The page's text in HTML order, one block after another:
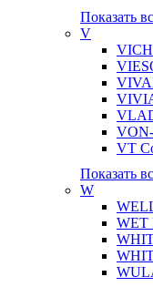
Показать
V
VT
Показать
W
WET